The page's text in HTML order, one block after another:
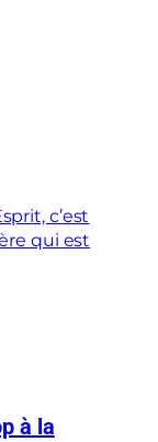
c’est
qui est
à la